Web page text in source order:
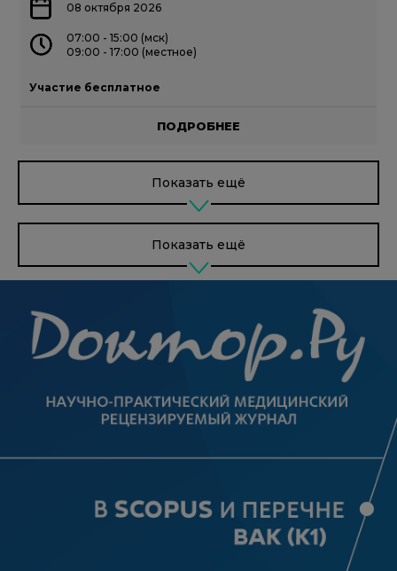
08 октября 2026
07:00 - 15:00 (мск)
09:00 - 17:00 (местное)
Участие бесплатное
ПОДРОБНЕЕ
Показать ещё
Показать ещё